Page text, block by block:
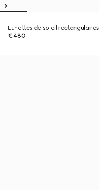
Lunettes de soleil rectangulaires
€ 480